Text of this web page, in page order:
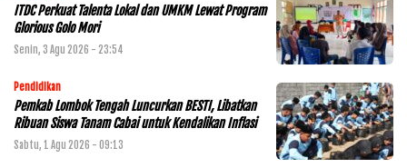
ITDC Perkuat Talenta Lokal dan UMKM Lewat Program
Glorious Golo Mori
Senin, 3 Agu 2026 - 23:54
Pendidikan
Pemkab Lombok Tengah Luncurkan BESTI, Libatkan
Ribuan Siswa Tanam Cabai untuk Kendalikan Inflasi
Sabtu, 1 Agu 2026 - 09:13